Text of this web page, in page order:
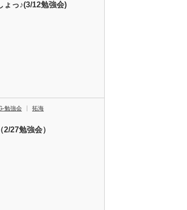
ょっ♪(3/12勉強会)
勉強会 拓海
27勉強会）